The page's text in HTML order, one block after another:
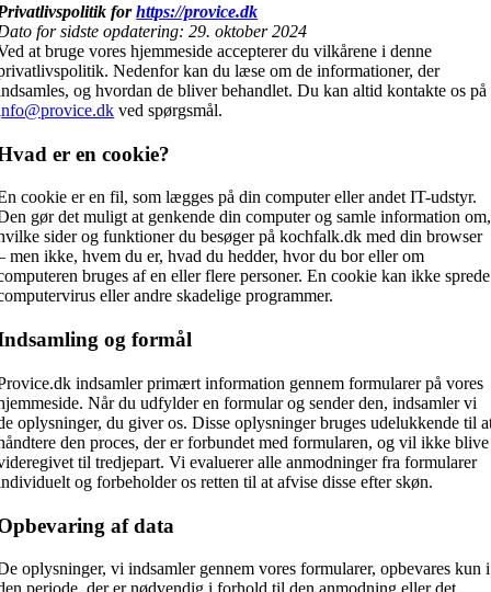
forhttps://provice.dk
for sidste opdatering: 29. oktober 2024
at bruge vores hjemmeside accepterer du vilkårene i denne
Nedenfor kan du læse om de informationer, der
og hvordan de bliver behandlet. Du kan altid kontakte os på
nfo@provice.dk ved spørgsmål.
er en cookie?
cookie er en fil, som lægges på din computer eller andet IT-udstyr.
gør det muligt at genkende din computer og samle information om,
sider og funktioner du besøger på kochfalk.dk med din browser
men ikke, hvem du er, hvad du hedder, hvor du bor eller om
bruges af en eller flere personer. En cookie kan ikke sprede
eller andre skadelige programmer.
og formål
indsamler primært information gennem formularer på vores
Når du udfylder en formular og sender den, indsamler vi
oplysninger, du giver os. Disse oplysninger bruges udelukkende til
den proces, der er forbundet med formularen, og vil ikke blive
til tredjepart. Vi evaluerer alle anmodninger fra formularer
og forbeholder os retten til at afvise disse efter skøn.
af data
oplysninger, vi indsamler gennem vores formularer, opbevares kun i